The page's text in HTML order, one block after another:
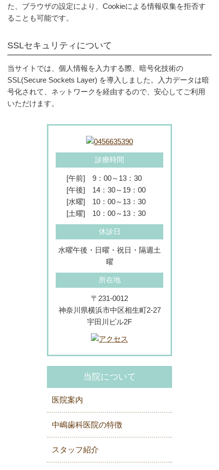
た、ブラウザの設定により、Cookieによる情報収集を拒否す
ることも可能です。
SSLセキュリティについて
当サイトでは、個人情報を入力する際、暗号化技術の
SSL(Secure Sockets Layer) を導入しました。入力データは暗
号化されて、ネットワークを経由するので、安心してご利用
いただけます。
診療時間
[午前]
9：00～13：30
[午後]
14：30～19：00
[水曜]
10：00～13：30
[土曜]
10：00～13：30
休診日
水曜午後・日曜・祝日・隔週土
曜
所在地
〒231-0012
神奈川県横浜市中区相生町2-27
宇田川ビル2F
当院について
医院案内
中嶋歯科医院の特徴
スタッフ紹介